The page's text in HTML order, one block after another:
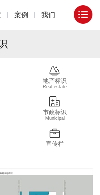
案例 我们
地产标识
Real estate
市政标识
Municipal
宣传栏